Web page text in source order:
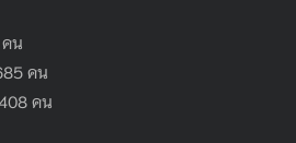
น
คน
คน